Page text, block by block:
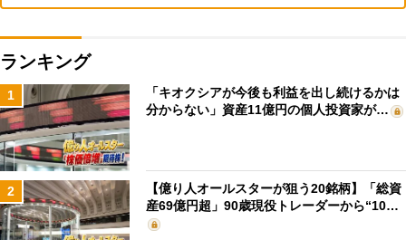
ランキング
1
「キオクシアが今後も利益を出し続けるかは
分からない」資産11億円の個人投資家が…
2
【億り人オールスターが狙う20銘柄】「総資
産69億円超」90歳現役トレーダーから“10…